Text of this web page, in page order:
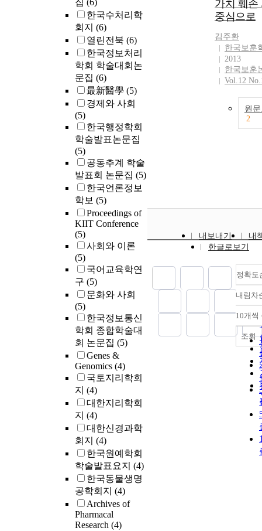
집 (6)
한국수처리학
회지 (6)
열린전북 (6)
한국정보처리
학회 학술대회논
문집 (6)
最新醫學 (5)
경제와 사회
(5)
한국행정학회
학술발표논문집
(5)
공동추계 학술
발표회 논문집 (5)
한국언론정보
학보 (5)
Proceedings of
KIIT Conference
(5)
사회와 이론
(5)
국어교육학연
구 (5)
문화와 사회
(5)
한국정보통신
학회 종합학술대
회 논문집 (5)
Genes &
Genomics (4)
국토지리학회
지 (4)
대한지리학회
지 (4)
대한신경과학
회지 (4)
한국원예학회
학술발표요지 (4)
한국동물생명
공학회지 (4)
Archives of
Pharmacal
Research (4)
하기 보다는
구사례를 풍
는 신중함이
가치 훼손
중심으로
김주환
한국보훈
2013
한국보훈
Vol.12
원
2
내보내기
내
한글로보기
정확도
내림차
10개씩
조회